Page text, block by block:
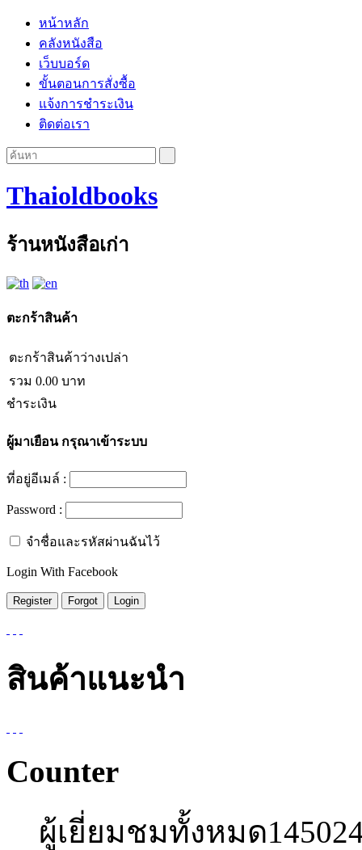
หน้าหลัก
คลังหนังสือ
เว็บบอร์ด
ขั้นตอนการสั่งซื้อ
แจ้งการชำระเงิน
ติดต่อเรา
Thaioldbooks
ร้านหนังสือเก่า
ตะกร้าสินค้า
ตะกร้าสินค้าว่างเปล่า
รวม 0.00 บาท
ชำระเงิน
ผู้มาเยือนกรุณาเข้าระบบ
ที่อยู่อีเมล์ :
Password :
จำชื่อและรหัสผ่านฉันไว้
Login With Facebook
สินค้าแนะนำ
Counter
ผู้เยี่ยมชมทั้งหมด